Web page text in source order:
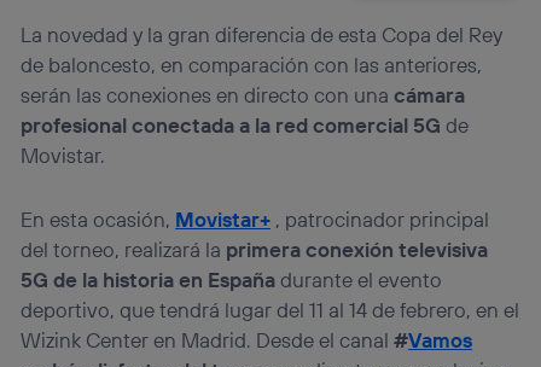
La novedad y la gran diferencia de esta Copa del Rey
de baloncesto, en comparación con las anteriores,
serán las conexiones en directo con unacámara
profesional conectada a la red comercial 5Gde
Movistar.
En esta ocasión, Movistar+ , patrocinador principal
del torneo, realizará la primera conexión televisiva
5G de la historia en Españadurante el evento
deportivo, que tendrá lugar del 11 al 14 de febrero, en el
Wizink Center en Madrid. Desde el canal#Vamos